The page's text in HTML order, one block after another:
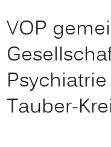
VOP
Tauber-